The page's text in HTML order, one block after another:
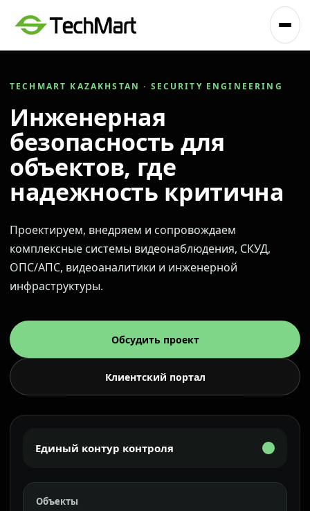
TECHMART KAZAKHSTAN · SECURITY ENGINEERING
Инженерная
безопасность для
объектов, где
надежность критична
Проектируем, внедряем и сопровождаем
комплексные системы видеонаблюдения, СКУД,
ОПС/АПС, видеоаналитики и инженерной
инфраструктуры.
Обсудить проект
Клиентский портал
Единый контур контроля
Объекты